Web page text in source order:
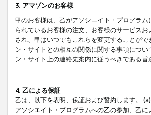
3. アマゾンのお客様
甲のお客様は、乙がアソシエイト・プログラ
られているお客様の注文、お客様のサービス
され、甲はいつでもこれらを変更することが
ン・サイトとの相互の関係に関する事項につ
ン・サイト上の連絡先案内に従うべきである
4. 乙による保証
乙は、以下を表明、保証および誓約します。
アソシエイト・プログラムへの乙の参加、乙